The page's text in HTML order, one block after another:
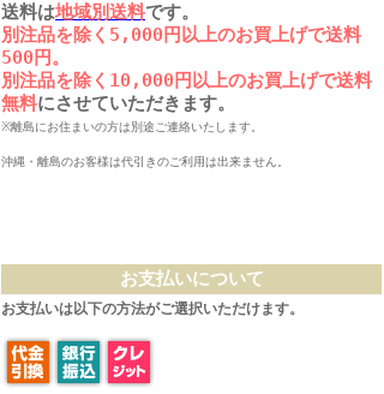
送料は地域別送料です。
別注品を除く5,000円以上のお買上げで送料
500円。
別注品を除く10,000円以上のお買上げで送料
無料にさせていただきます。
※離島にお住まいの方は別途ご連絡いたします。
沖縄・離島のお客様は代引きのご利用は出来ません。
お支払いについて
お支払いは以下の方法がご選択いただけます。